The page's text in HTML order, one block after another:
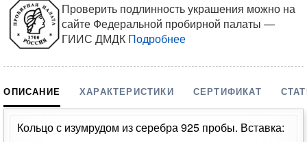
Проверить подлинность украшения можно на
сайте Федеральной пробирной палаты —
ГИИС ДМДК Подробнее
ОПИСАНИЕ ХАРАКТЕРИСТИКИ СЕРТИФИКАТ
Кольцо с изумрудом из серебра 925 пробы. Вставка: